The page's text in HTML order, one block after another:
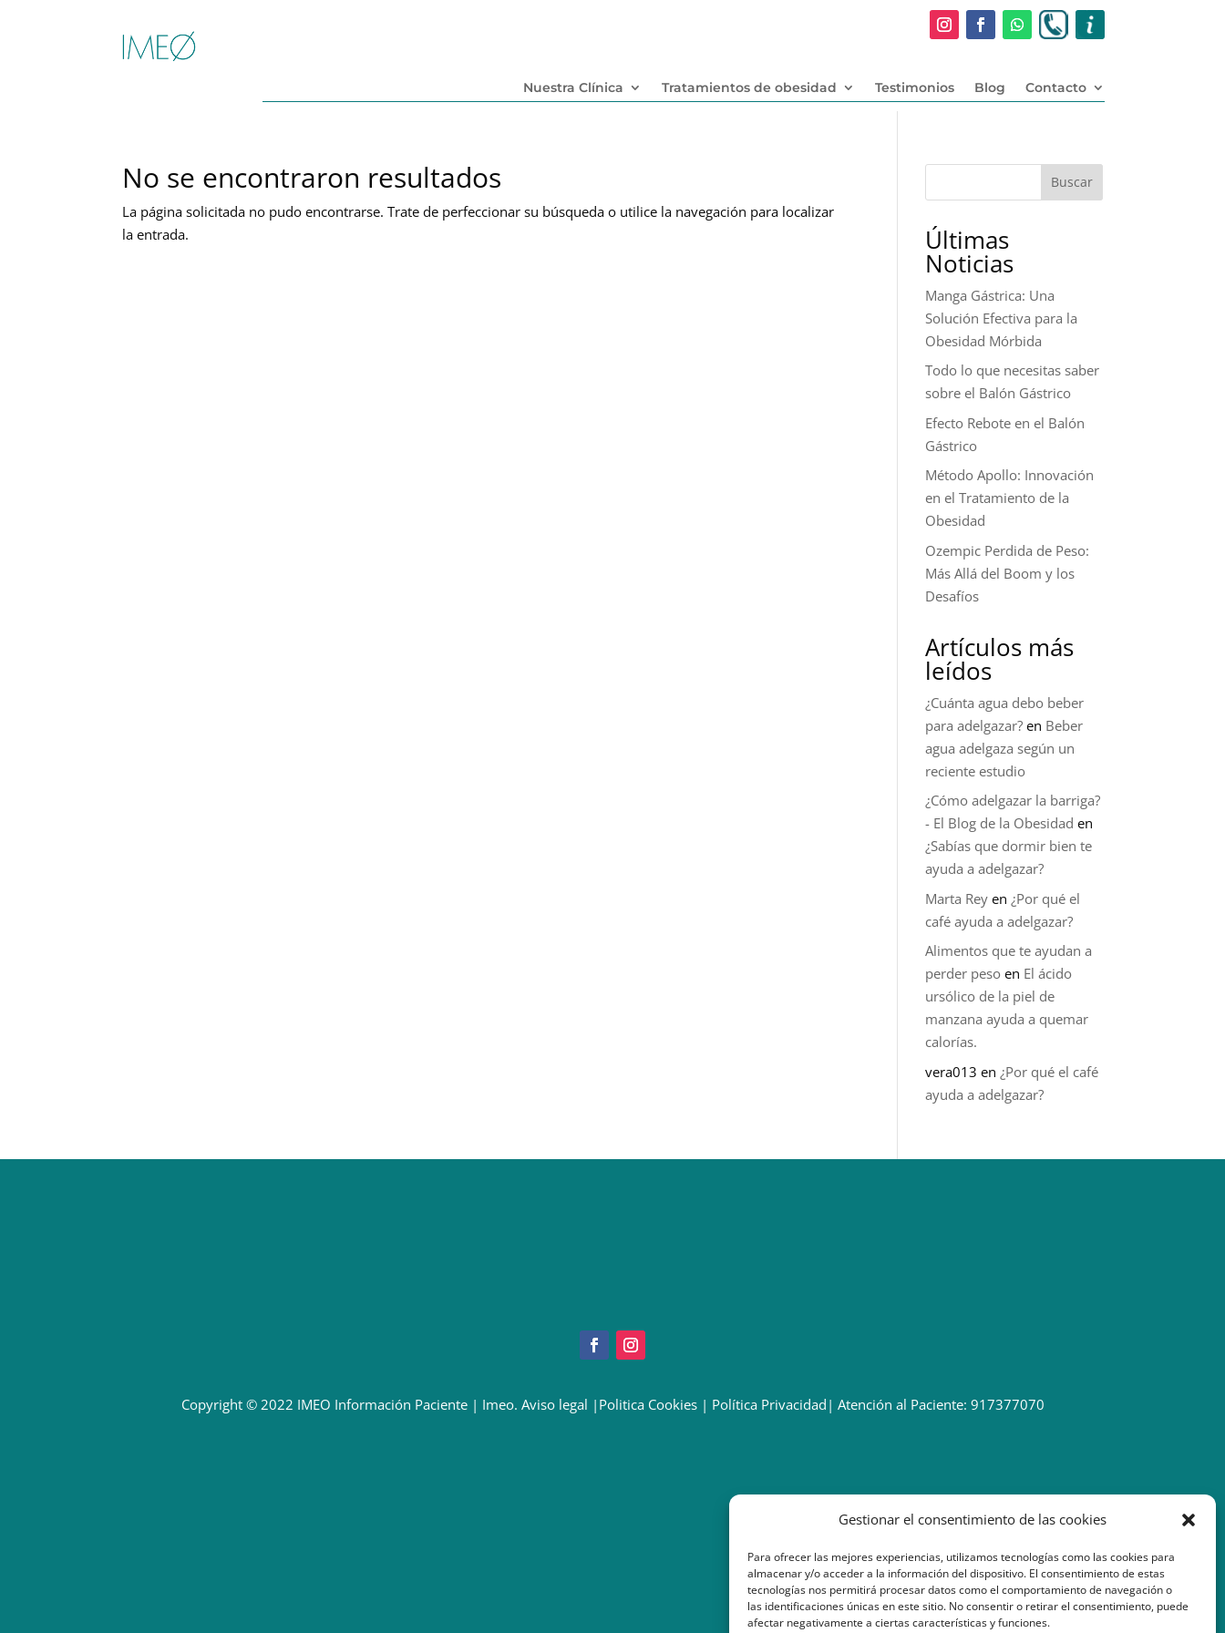
Gestionar el consentimiento de las cookies
Para ofrecer las mejores experiencias, utilizamos tecnologías como las cookies para
almacenar y/o acceder a la información del dispositivo. El consentimiento de estas
tecnologías nos permitirá procesar datos como el comportamiento de navegación o
las identificaciones únicas en este sitio. No consentir o retirar el consentimiento, puede
afectar negativamente a ciertas características y funciones.
Nuestra Clínica Tratamientos de obesidad Testimonios Blog Contacto
No se encontraron resultados
La página solicitada no pudo encontrarse. Trate de perfeccionar su búsqueda o utilice la navegación para localizar
la entrada.
Buscar
Últimas
Noticias
Manga Gástrica: Una
Solución Efectiva para la
Obesidad Mórbida
Todo lo que necesitas saber
sobre el Balón Gástrico
Efecto Rebote en el Balón
Gástrico
Método Apollo: Innovación
en el Tratamiento de la
Obesidad
Ozempic Perdida de Peso:
Más Allá del Boom y los
Desafíos
Artículos más
leídos
¿Cuánta agua debo beber
para adelgazar? en Beber
agua adelgaza según un
reciente estudio
¿Cómo adelgazar la barriga?
- El Blog de la Obesidad en
¿Sabías que dormir bien te
ayuda a adelgazar?
Marta Rey en ¿Por qué el
café ayuda a adelgazar?
Alimentos que te ayudan a
perder peso en El ácido
ursólico de la piel de
manzana ayuda a quemar
calorías.
vera013 en ¿Por qué el café
ayuda a adelgazar?
Copyright © 2022 IMEO Información Paciente| Imeo. Aviso legal | Politica Cookies| Política Privacidad | Atención al Paciente: 917377070